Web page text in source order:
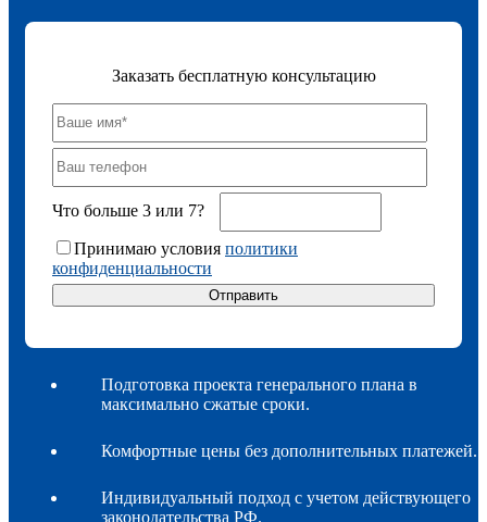
Заказать бесплатную консультацию
Что больше 3 или 7?
Принимаю условия политики
конфиденциальности
Подготовка проекта генерального плана в
максимально сжатые сроки.
Комфортные цены без дополнительных платежей.
Индивидуальный подход с учетом действующего
законодательства РФ.